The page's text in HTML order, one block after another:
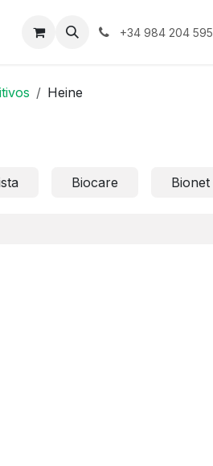
+34 984 204 595
Heine
Biocare Bionet